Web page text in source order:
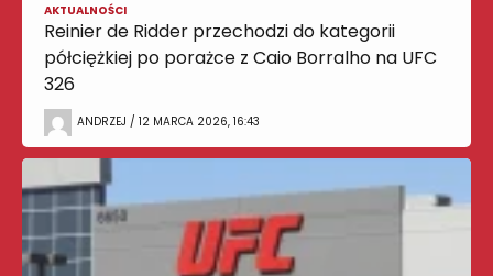
AKTUALNOŚCI
Reinier de Ridder przechodzi do kategorii
półciężkiej po porażce z Caio Borralho na UFC
326
ANDRZEJ / 12 MARCA 2026, 16:43